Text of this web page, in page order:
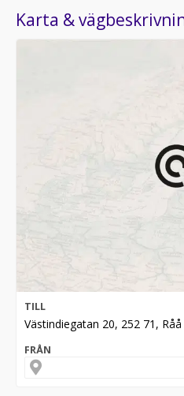
Karta &
TILL
Västindiegatan 20, 252 71, Råå
FRÅN